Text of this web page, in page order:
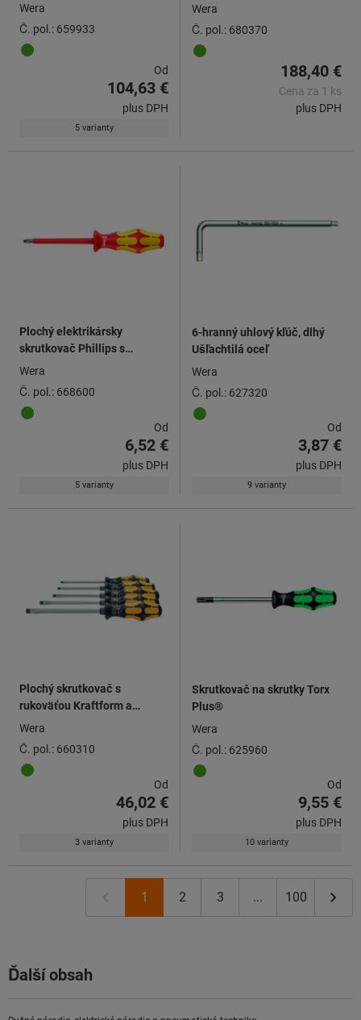
Wera
Č. pol.: 659933
Od
104,63 €
plus DPH
5 varianty
Wera
Č. pol.: 680370
188,40 €
Cena za 1 ks
plus DPH
Plochý elektrikársky
skrutkovač Phillips s
rukoväťou Kraftform plne
Wera
Č. pol.: 668600
Od
6,52 €
plus DPH
5 varianty
6-hranný uhlový kľúč, dlhý
Ušľachtilá oceľ
Wera
Č. pol.: 627320
Od
3,87 €
plus DPH
9 varianty
Plochý skrutkovač s
rukoväťou Kraftform a
úderovou koncovkou
Wera
Č. pol.: 660310
Od
46,02 €
plus DPH
3 varianty
Skrutkovač na skrutky Torx
Plus®
Wera
Č. pol.: 625960
Od
9,55 €
plus DPH
10 varianty
1 2 3 ... 100
Ďalší obsah